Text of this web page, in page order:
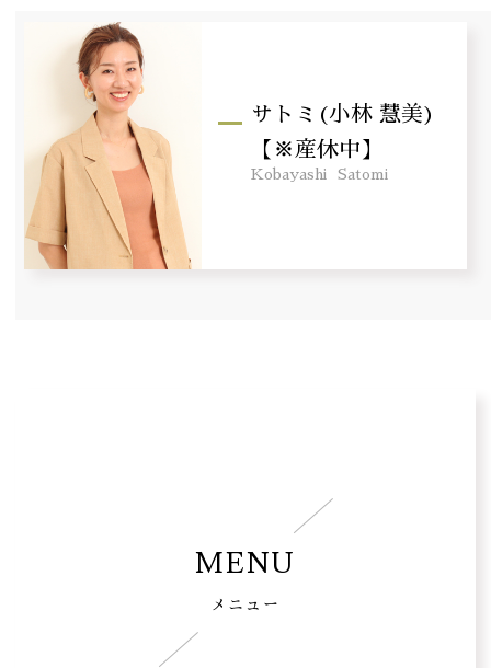
サトミ(小林 慧美)
【※産休中】
Kobayashi Satomi
MENU
メニュー